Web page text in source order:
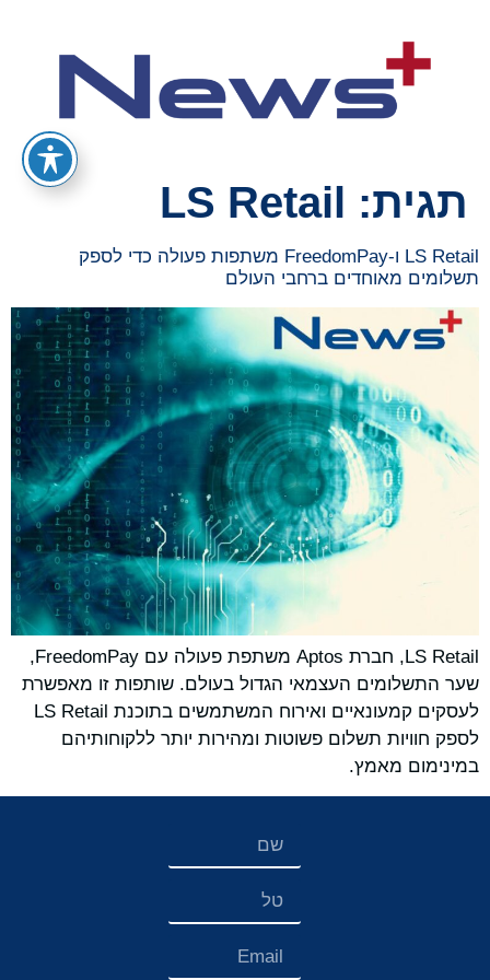
תגית: LS Retail
LS Retail ו-FreedomPay משתפות פעולה כדי לספק
תשלומים מאוחדים ברחבי העולם
LS Retail, חברת Aptos משתפת פעולה עם FreedomPay,
שער התשלומים העצמאי הגדול בעולם. שותפות זו מאפשרת
לעסקים קמעונאיים ואירוח המשתמשים בתוכנת LS Retail
לספק חוויות תשלום פשוטות ומהירות יותר ללקוחותיהם
במינימום מאמץ.